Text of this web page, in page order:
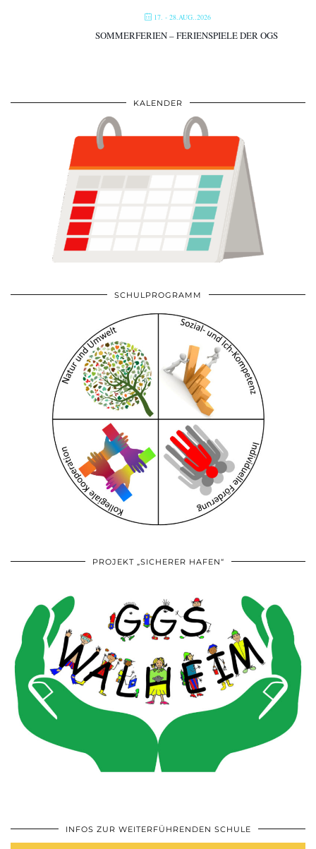
17. - 28.AUG..2026
SOMMERFERIEN – FERIENSPIELE DER OGS
KALENDER
SCHULPROGRAMM
PROJEKT „SICHERER HAFEN“
INFOS ZUR WEITERFÜHRENDEN SCHULE